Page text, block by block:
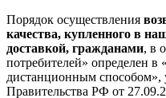
Порядок осуществления
качества, купленного в
доставкой, гражданами, в
потребителей» определен
дистанционным
Правительства РФ от